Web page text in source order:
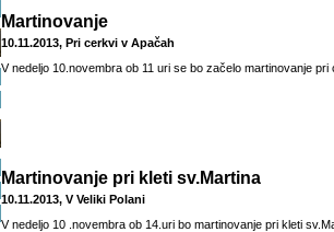
Martinovanje
10.11.2013, Pri cerkvi v Apačah
V nedeljo 10.novembra ob 11 uri se bo začelo martinovanje pri
Martinovanje pri kleti sv.Martina
10.11.2013, V Veliki Polani
V nedeljo 10 .novembra ob 14.uri bo martinovanje pri kleti